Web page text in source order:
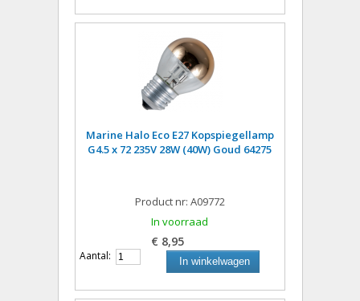
Marine Halo Eco E27 Kopspiegellamp
G4.5 x 72 235V 28W (40W) Goud 64275
Product nr: A09772
In voorraad
€ 8,95
Aantal: In winkelwagen